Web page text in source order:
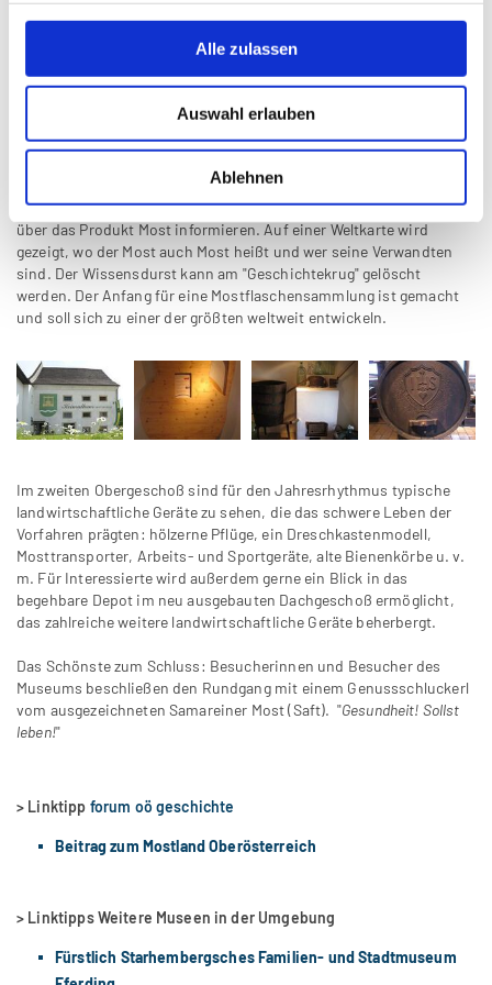
Alle zulassen
Auswahl erlauben
Ablehnen
Presshaus: Geräte zur Mosterzeugung aus den letzten drei
Jahrhunderten prägen den Raum. Angefangen von dem alles
verschiedenen Obstmühlen bis zu einem 3200 l fassenden
Mostfass sind hier untergebracht. Im ersten Obergeschoß finden
Binderhandwerk, alte Maße und das Leben in den kargen Stuben.
An verschiedenen Informationsständen können sich die Gäste
über das Produkt Most informieren. Auf einer Weltkarte wird
gezeigt, wo der Most auch Most heißt und wer seine Verwandten
sind. Der Wissensdurst kann am "Geschichtekrug" gelöscht
werden. Der Anfang für eine Mostflaschensammlung ist gemacht
und soll sich zu einer der größten weltweit entwickeln.
Im zweiten Obergeschoß sind für den Jahresrhythmus typische
landwirtschaftliche Geräte zu sehen, die das schwere Leben der
Vorfahren prägten: hölzerne Pflüge, ein Dreschkastenmodell,
Mosttransporter, Arbeits- und Sportgeräte, alte Bienenkörbe u. v.
m. Für Interessierte wird außerdem gerne ein Blick in das
begehbare Depot im neu ausgebauten Dachgeschoß ermöglicht,
das zahlreiche weitere landwirtschaftliche Geräte beherbergt.
Das Schönste zum Schluss: Besucherinnen und Besucher des
Museums beschließen den Rundgang mit einem Genussschluckerl
vom ausgezeichneten Samareiner Most (Saft). "Gesundheit! Sollst
leben!"
> Linktipp forum oö geschichte
Beitrag zum Mostland Oberösterreich
> Linktipps Weitere Museen in der Umgebung
Fürstlich Starhembergsches Familien- und Stadtmuseum